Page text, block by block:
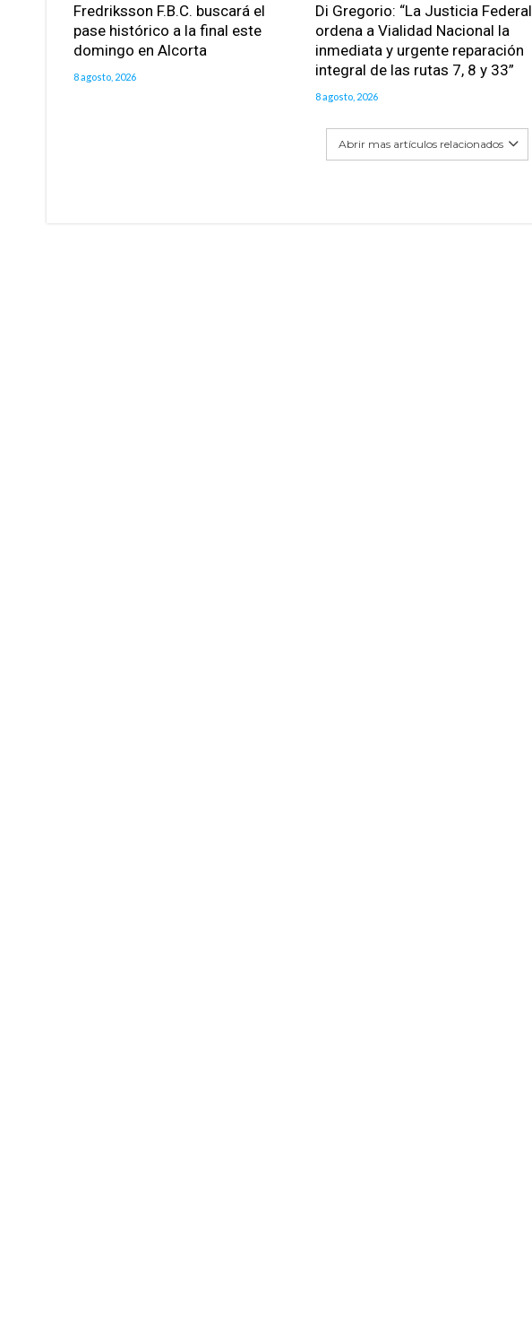
Fredriksson F.B.C. buscará el
pase histórico a la final este
domingo en Alcorta
8 agosto, 2026
Di Gregorio: “La Justicia Federal
ordena a Vialidad Nacional la
inmediata y urgente reparación
integral de las rutas 7, 8 y 33”
8 agosto, 2026
Abrir mas artículos relacionados